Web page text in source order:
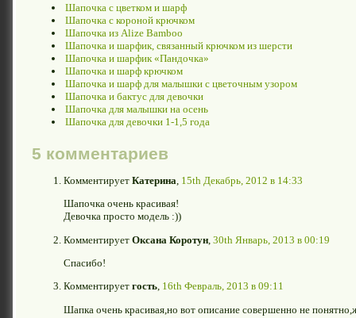
Шапочка с цветком и шарф
Шапочка с короной крючком
Шапочка из Alize Bamboo
Шапочка и шарфик, связанный крючком из шерсти
Шапочка и шарфик «Пандочка»
Шапочка и шарф крючком
Шапочка и шарф для малышки c цветочным узором
Шапочка и бактус для девочки
Шапочка для малышки на осень
Шапочка для девочки 1-1,5 года
5 комментариев
Комментирует Катерина 15th Декабрь, 2012 в 14:33
Шапочка очень красивая!
Девочка просто модель :))
Комментирует Оксана Коротун 30th Январь, 2013 в 00:19
Спасибо!
Комментирует гость, 16th Февраль, 2013 в 09:11
Шапка очень красивая,но вот описание совершенно не